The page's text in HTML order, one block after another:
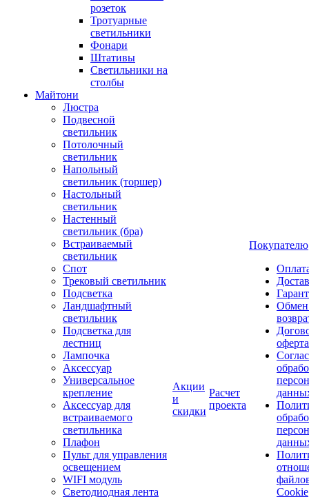
розеток
Тротуарные
светильники
Фонари
Штативы
Светильники на
столбы
Майтони
Люстра
Подвесной
светильник
Потолочный
светильник
Напольный
светильник (торшер)
Настольный
светильник
Настенный
светильник (бра)
Встраиваемый
светильник
Спот
Трековый светильник
Подсветка
Ландшафтный
светильник
Подсветка для
лестниц
Лампочка
Аксессуар
Универсальное
крепление
Аксессуар для
встраиваемого
светильника
Плафон
Пульт для управления
освещением
WIFI модуль
Светодиодная лента
Акции
и
скидки
Расчет
проекта
Покупателю
оферта
Cookie